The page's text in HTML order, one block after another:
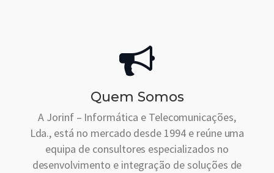
Quem Somos
A Jorinf – Informática e Telecomunicações,
Lda., está no mercado desde 1994 e reúne uma
equipa de consultores especializados no
desenvolvimento e integração de soluções de